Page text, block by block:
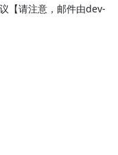
【请注意，邮件由dev-